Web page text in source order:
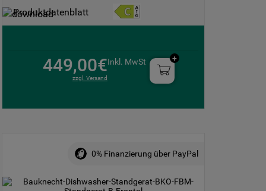
Produktdatenblatt
449,00€Inkl. MwSt
zzgl. Versand
0% Finanzierung über PayPal